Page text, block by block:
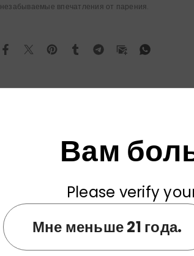
незабываемые впечатления от парения.
1 Комментарий
gg
Вам
Please verify
Мне меньше 21 года.